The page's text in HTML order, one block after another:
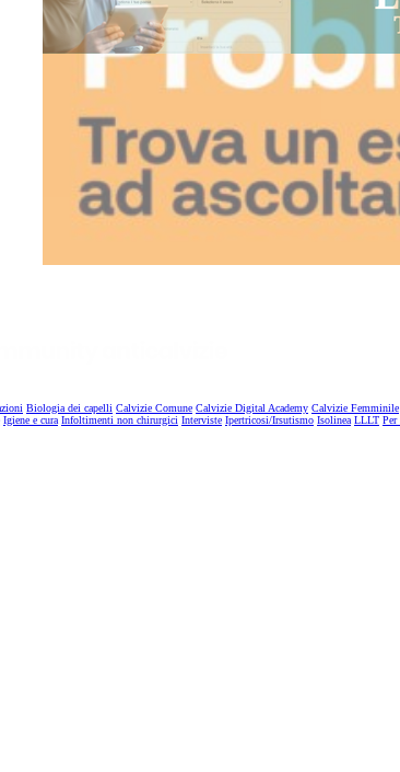
Biologia dei capelli Calvizie Comune Calvizie Digital Academy Calvizie Femminile
Igiene e cura Infoltimenti non chirurgici Interviste Ipertricosi/Irsutismo Isolinea LLLT Per